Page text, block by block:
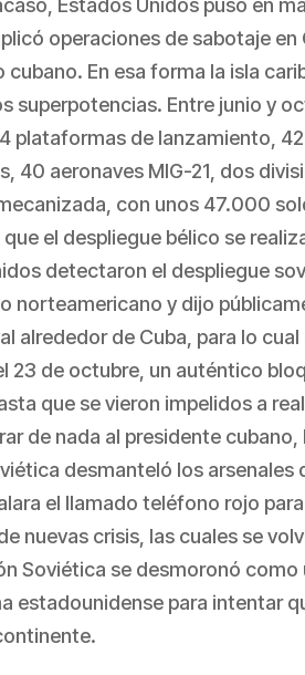
Estados Unidos puso en
operaciones de sabotaje
En esa forma la isla
superpotencias. Entre junio y
plataformas de lanzamiento,
40 aeronaves MIG-21, dos
con unos 47.000
el despliegue bélico se
detectaron el despliegue
norteamericano y dijo
alrededor de Cuba, para lo
23 de octubre, un auténtico
que se vieron impelidos a
de nada al presidente cubano,
desmanteló los arsenales
el llamado teléfono rojo
nuevas crisis, las cuales se
Soviética se desmoronó
estadounidense para intentar